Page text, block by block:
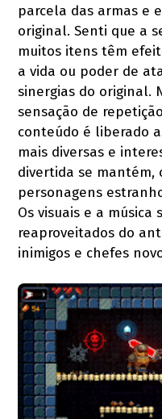
parcela das armas e
original. Senti que a
muitos itens têm
a vida ou poder de
sinergias do original.
sensação de
conteúdo é liberado
mais diversas e
divertida se mantém,
personagens
Os visuais e a
reaproveitados do
inimigos e chefes